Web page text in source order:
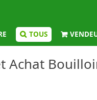
TOUS
Achat